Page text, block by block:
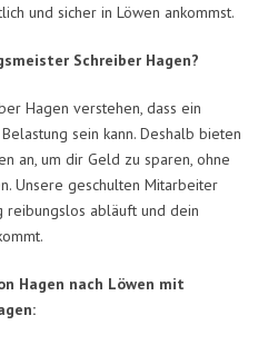
und sicher in Löwen ankommst.
Schreiber Hagen?
Hagen verstehen, dass ein
sein kann. Deshalb bieten
an, um dir Geld zu sparen, ohne
Unsere geschulten Mitarbeiter
reibungslos abläuft und dein
Hagen nach Löwen mit